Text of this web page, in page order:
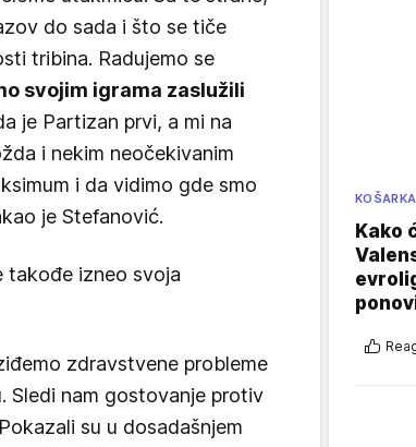
do sada i što se tiče
tribina. Radujemo se
svojim igrama zaslužili
je Partizan prvi, a mi na
i nekim neočekivanim
i da vidimo gde smo
je Stefanović.
takođe izneo svoja
zdravstvene probleme
Sledi nam gostovanje protiv
su u dosadašnjem
KOŠARKA
Kako